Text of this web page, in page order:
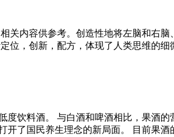
关内容供参考。创造性地将左脑和右
，创新，配方，体现了人类思维的
饮料酒。 与白酒和啤酒相比，果酒
了国民养生理念的新局面。 目前果